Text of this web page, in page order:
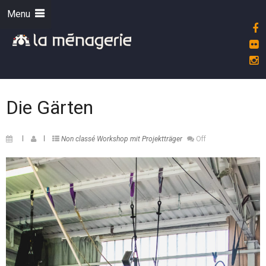
Menu
Die Gärten
Non classé Workshop mit Projektträger Off